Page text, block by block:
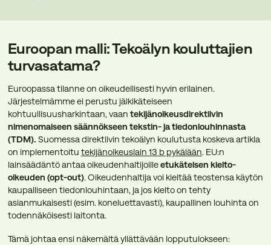
Euroopan malli: Tekoälyn kouluttajien
turvasatama?
Euroopassa tilanne on oikeudellisesti hyvin erilainen.
Järjestelmämme ei perustu jälkikäteiseen
kohtuullisuusharkintaan, vaan tekijänoikeusdirektiivin
nimenomaiseen säännökseen tekstin- ja tiedonlouhinnasta
(TDM). Suomessa direktiivin tekoälyn koulutusta koskeva artikla
on implementoitu tekijänoikeuslain 13 b pykälään. EU:n
lainsäädäntö antaa oikeudenhaltijoilleetukäteisen kielto-
oikeuden (opt-out). Oikeudenhaltija voi kieltää teostensa käytön
kaupalliseen tiedonlouhintaan, ja jos kielto on tehty
asianmukaisesti (esim. koneluettavasti), kaupallinen louhinta on
todennäköisesti laitonta.
Tämä johtaa ensi näkemältä yllättävään lopputulokseen: